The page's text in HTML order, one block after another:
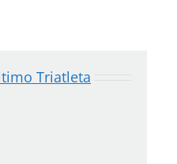
Triatleta